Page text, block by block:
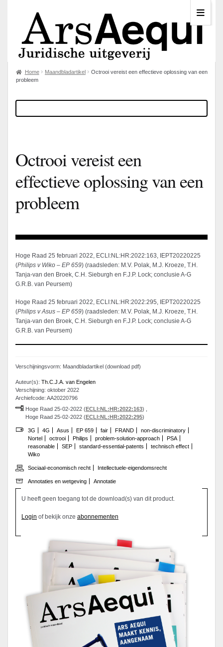
Home Maandbladartikel
Octrooi vereist een effectieve oplossing van een
probleem
Octrooi vereist een
effectieve oplossing van een
probleem
Hoge Raad 25 februari 2022, ECLI:NL:HR:2022:163, IEPT20220225
(Philips v Wiko – EP 659) (raadsleden: M.V. Polak, M.J. Kroeze, T.H.
Tanja-van den Broek, C.H. Sieburgh en F.J.P. Lock; conclusie A-G
G.R.B. van Peursem)
Hoge Raad 25 februari 2022, ECLI:NL:HR:2022:295, IEPT20220225
(Philips v Asus – EP 659) (raadsleden: M.V. Polak, M.J. Kroeze, T.H.
Tanja-van den Broek, C.H. Sieburgh en F.J.P. Lock; conclusie A-G
G.R.B. van Peursem)
Verschijningsvorm: Maandbladartikel (download pdf)
Auteur(s): Th.C.J.A. van Engelen
Verschijning: oktober 2022
Archiefcode: AA20220796
Hoge Raad 25-02-2022 (ECLI:NL:HR:2022:163) ,
Hoge Raad 25-02-2022 (ECLI:NL:HR:2022:295)
3G 4G Asus EP 659 fair FRAND
non-discriminatory
Nortel
octrooi Philips problem-solution-approach
PSA
reasonable
SEP standard-essential-patents
technisch effect
Wiko
Sociaal-economisch recht Intellectuele-eigendomsrecht
Annotaties en wetgeving Annotatie
U heeft geen toegang tot de download(s) van dit product.
Login of bekijk onze abonnementen